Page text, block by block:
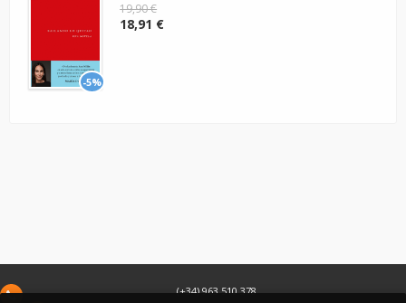
-5%
19,90 €
18,91 €
(+34) 963 510 378